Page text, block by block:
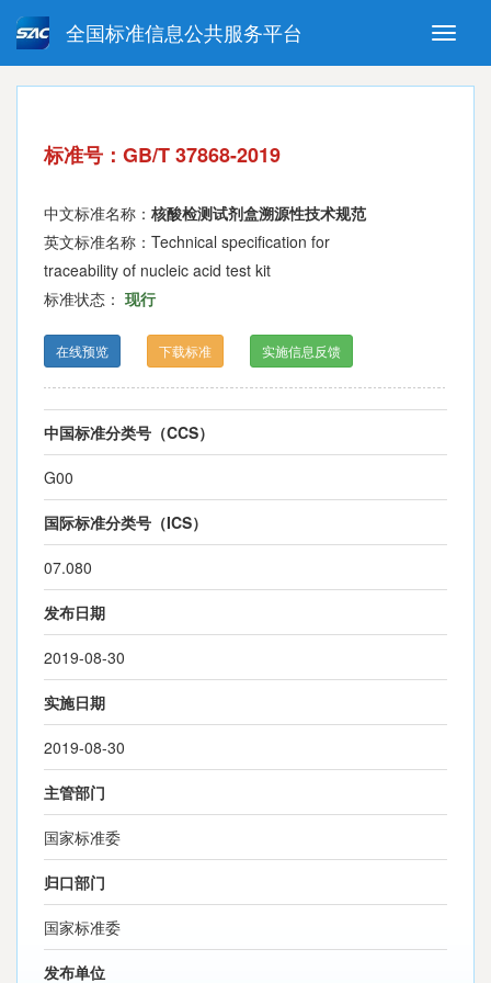
Toggle
全国标准信息公共服务平台
强制性国家标准 推荐性国家标准
指导性技术文件 (National standards in foreign
标准号：GB/T 37868-2019
中文标准名称： 核酸检测试剂盒溯源性技术规范
英文标准名称：Technical specification for
traceability of nucleic acid test kit
标准状态： 现行
在线预览 下载标准 实施信息反馈
中国标准分类号（CCS）
G00
国际标准分类号（ICS）
07.080
发布日期
2019-08-30
实施日期
2019-08-30
主管部门
国家标准委
归口部门
国家标准委
发布单位